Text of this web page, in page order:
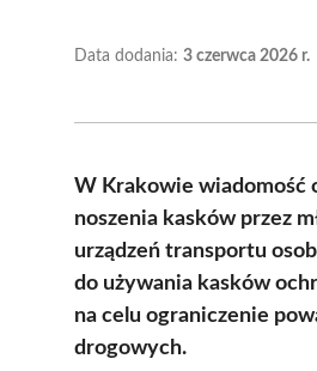
Data dodania: 3 czerwca 2026 r.
W Krakowie wiadomość
noszenia kasków przez
urządzeń transportu
do używania kasków
na celu ograniczenie
drogowych.